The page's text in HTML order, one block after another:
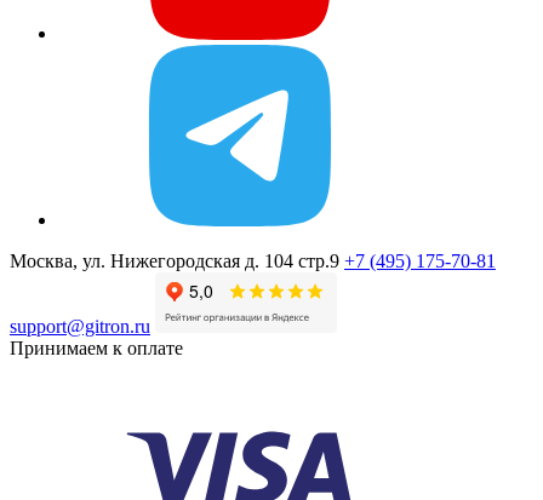
Москва, ул. Нижегородская д. 104 стр.9 +7 (495) 175-70-81
support@gitron.ru
Принимаем к оплате